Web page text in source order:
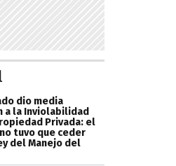
dio media
a la Inviolabilidad
Privada: el
tuvo que ceder
del Manejo del